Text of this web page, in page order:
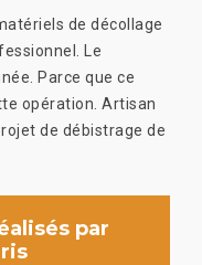
de décollage
Le
Parce que ce
opération. Artisan
de débistrage de
par